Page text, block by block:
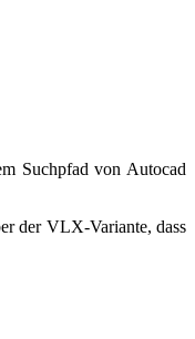
Suchpfad von Autocad
der VLX-Variante, dass